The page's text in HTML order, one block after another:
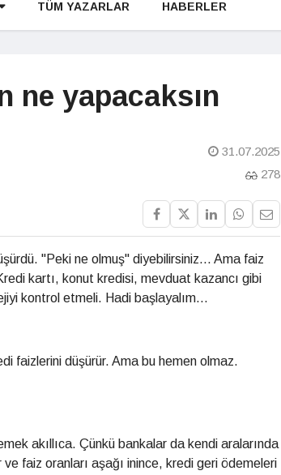
TÜM YAZARLAR HABERLER
ne yapacaksın
31.07.2025
278
"Peki ne olmuş" diyebilirsiniz... Ama faiz
kartı, konut kredisi, mevduat kazancı gibi
kontrol etmeli. Hadi başlayalım...
faizlerini düşürür. Ama bu hemen olmaz.
akıllıca. Çünkü bankalar da kendi aralarında
faiz oranları aşağı inince, kredi geri ödemeleri